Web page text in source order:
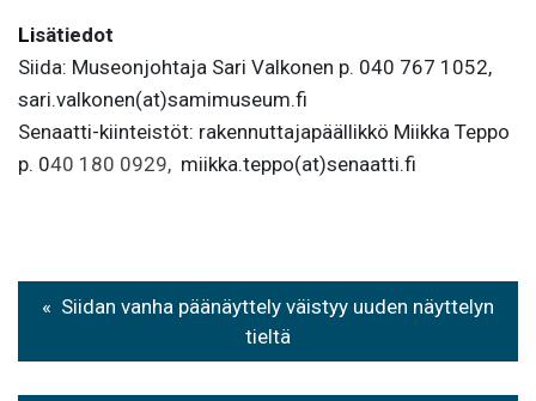
Lisätiedot
Siida: Museonjohtaja Sari Valkonen p. 040 767 1052,
sari.valkonen(at)samimuseum.fi
Senaatti-kiinteistöt: rakennuttajapäällikkö Miikka Teppo
p. 040 180 0929, miikka.teppo(at)senaatti.fi
Artikkelien
Siidan vanha päänäyttely väistyy uuden näyttelyn
tieltä